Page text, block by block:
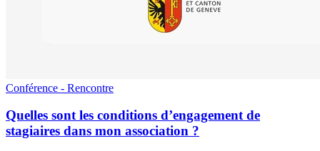
Conférence - Rencontre
Quelles sont les conditions d’engagement de
stagiaires dans mon association ?